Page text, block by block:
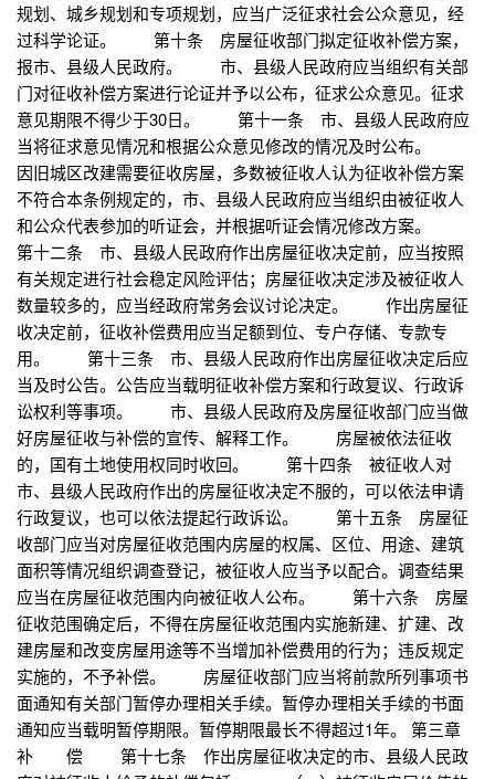
规划、城乡规划和专项规划，应当广泛征求社会公众意见，经
过科学论证。 第十条 房屋征收部门拟定征收补偿方案，
报市、县级人民政府。 市、县级人民政府应当组织有关部
门对征收补偿方案进行论证并予以公布，征求公众意见。征求
意见期限不得少于30日。 第十一条 市、县级人民政府应
当将征求意见情况和根据公众意见修改的情况及时公布。
因旧城区改建需要征收房屋，多数被征收人认为征收补偿方案
不符合本条例规定的，市、县级人民政府应当组织由被征收人
和公众代表参加的听证会，并根据听证会情况修改方案。
第十二条 市、县级人民政府作出房屋征收决定前，应当按照
有关规定进行社会稳定风险评估；房屋征收决定涉及被征收人
数量较多的，应当经政府常务会议讨论决定。 作出房屋征
收决定前，征收补偿费用应当足额到位、专户存储、专款专
用。 第十三条 市、县级人民政府作出房屋征收决定后应
当及时公告。公告应当载明征收补偿方案和行政复议、行政诉
讼权利等事项。 市、县级人民政府及房屋征收部门应当做
好房屋征收与补偿的宣传、解释工作。 房屋被依法征收
的，国有土地使用权同时收回。 第十四条 被征收人对
市、县级人民政府作出的房屋征收决定不服的，可以依法申请
行政复议，也可以依法提起行政诉讼。 第十五条 房屋征
收部门应当对房屋征收范围内房屋的权属、区位、用途、建筑
面积等情况组织调查登记，被征收人应当予以配合。调查结果
应当在房屋征收范围内向被征收人公布。 第十六条 房屋
征收范围确定后，不得在房屋征收范围内实施新建、扩建、改
建房屋和改变房屋用途等不当增加补偿费用的行为；违反规定
实施的，不予补偿。 房屋征收部门应当将前款所列事项书
面通知有关部门暂停办理相关手续。暂停办理相关手续的书面
通知应当载明暂停期限。暂停期限最长不得超过1年。 第三章
补 偿 第十七条 作出房屋征收决定的市、县级人民政